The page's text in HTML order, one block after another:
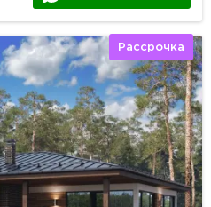
Рассрочка